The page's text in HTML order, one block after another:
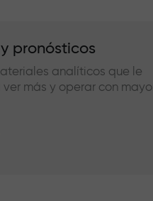
y pronósticos
analíticos que le
más y operar con